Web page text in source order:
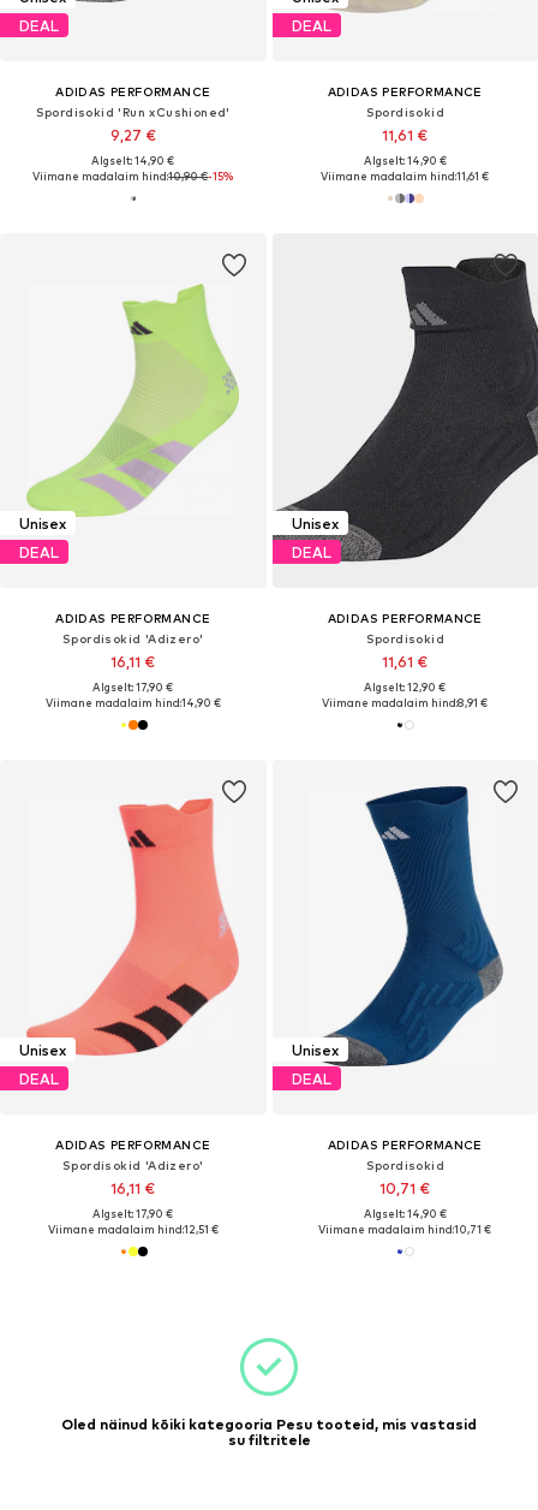
DEAL
ADIDAS PERFORMANCE
Spordisokid 'Run xCushioned'
9,27 €
Algselt: 14,90 €
Viimane madalaim hind:10,90 €-15%
DEAL
ADIDAS PERFORMANCE
Spordisokid
11,61 €
Algselt: 14,90 €
Viimane madalaim hind:11,61 €
Unisex
DEAL
ADIDAS PERFORMANCE
Spordisokid 'Adizero'
16,11 €
Algselt: 17,90 €
Viimane madalaim hind:14,90 €
Unisex
DEAL
ADIDAS PERFORMANCE
Spordisokid
11,61 €
Algselt: 12,90 €
Viimane madalaim hind:8,91 €
Unisex
DEAL
ADIDAS PERFORMANCE
Spordisokid 'Adizero'
16,11 €
Algselt: 17,90 €
Viimane madalaim hind:12,51 €
Unisex
DEAL
ADIDAS PERFORMANCE
Spordisokid
10,71 €
Algselt: 14,90 €
Viimane madalaim hind:10,71 €
Oled näinud kõiki kategooria Pesu tooteid, mis vastasid
su filtritele